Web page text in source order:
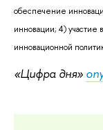
обеспечение
инновации; 4) участие
инновационной
«Цифра дня»